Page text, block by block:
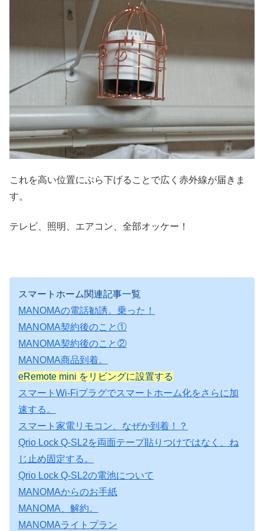
これを高い位置にぶら下げることで広く赤外線が届きま
す。
テレビ、照明、エアコン、全部オッケー！
スマートホーム関連記事一覧
MANOMAの電話勧誘。乗った！
MANOMA契約後のこと①
MANOMA契約後のこと②
MANOMA商品到着。
eRemote mini をリビングに設置する
スマートWi-Fiプラグでスマートホーム化をさらに加
速する。
スマート家電リモコン、なぜか到着！？
Qrio Lock Q-SL2を両面テープ貼りつけではなく、ね
じ止め固定する。
Qrio Lock Q-SL2の電池について
MANOMAからのお手紙
MANOMA、解約。
MANOMAライトプラン